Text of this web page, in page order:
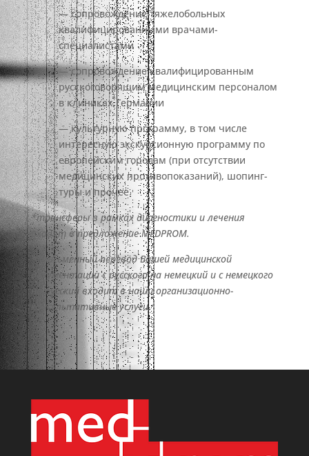
— сопровождение тяжелобольных
квалифицированными врачами-
специалистами
— сопровождение квалифицированным
русскоговорящим медицинским персоналом
в клиниках Германии
— культурную программу, в том числе
интересную экскурсионную программу по
европейским городам (при отсутствии
медицинских противопоказаний), шопинг-
туры и прочее.
*трансферы в рамках диагностики и лечения
входят в предложение MEDPROM.
**письменный перевод Вашей медицинской
документации с русского на немецкий и с немецкого
на русский входит в наши организационно-
консультативные услуги.